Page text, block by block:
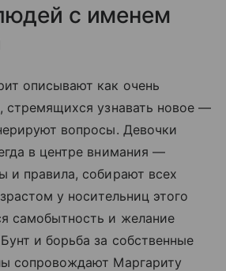
с именем
описывают как очень
стремящихся узнавать новое —
вопросы. Девочки
в центре внимания —
и правила, собирают всех
у носительниц этого
самобытность и желание
и борьба за собственные
сопровождают Маргариту